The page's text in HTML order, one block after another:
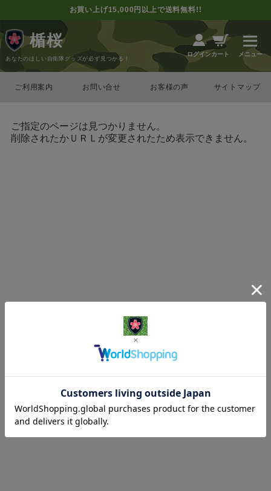
お買い上げ15,000円以上で送料無料!!
楯桜
あなたのほしい自衛隊グッズが必ず見つかる！
ログインカート
ご利用案内 お問い合せ お客様の声 サイトマップ
ご指定のページは見つかりません。
削除されたかＵＲＬが変更されたため表示できません。